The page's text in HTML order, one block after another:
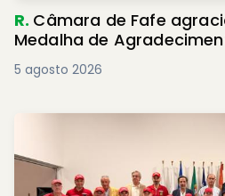
R. Câmara de Fafe
Medalha de
5 agosto 2026